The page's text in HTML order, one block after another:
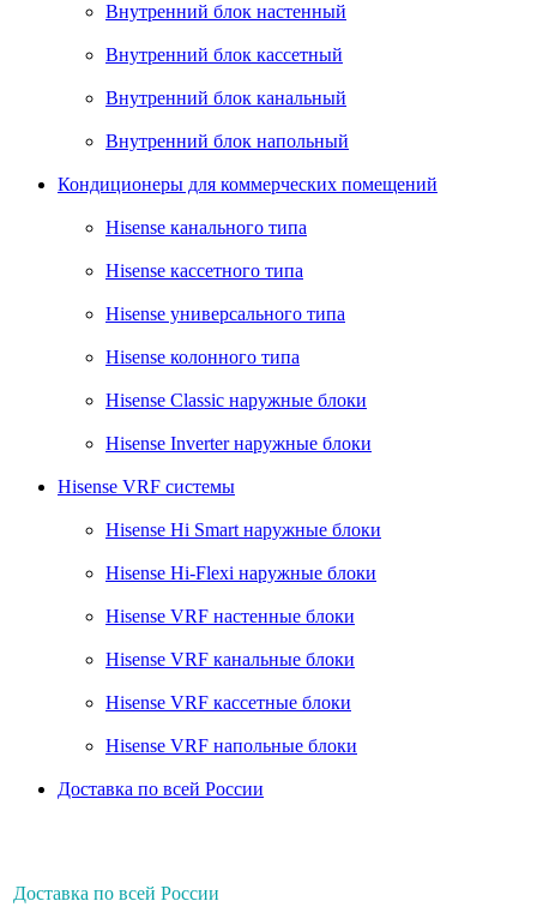
Внутренний блок настенный
Внутренний блок кассетный
Внутренний блок канальный
Внутренний блок напольный
Кондиционеры для коммерческих помещений
Hisense канального типа
Hisense кассетного типа
Hisense универсального типа
Hisense колонного типа
Hisense Classic наружные блоки
Hisense Inverter наружные блоки
Hisense VRF системы
Hisense Hi Smart наружные блоки
Hisense Hi-Flexi наружные блоки
Hisense VRF настенные блоки
Hisense VRF канальные блоки
Hisense VRF кассетные блоки
Hisense VRF напольные блоки
Доставка по всей России
Доставка по всей России